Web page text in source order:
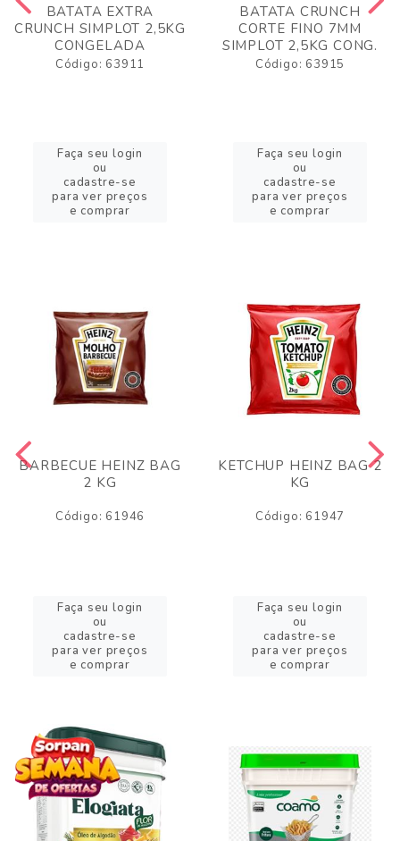
BATATA EXTRA
CRUNCH SIMPLOT 2,5KG
CONGELADA
Código: 63911
Faça seu login
ou
cadastre-se
para ver preços
e comprar
BATATA CRUNCH
CORTE FINO 7MM
SIMPLOT 2,5KG CONG.
Código: 63915
Faça seu login
ou
cadastre-se
para ver preços
e comprar
BARBECUE HEINZ BAG
2 KG
Código: 61946
Faça seu login
ou
cadastre-se
para ver preços
e comprar
KETCHUP HEINZ BAG 2
KG
Código: 61947
Faça seu login
ou
cadastre-se
para ver preços
e comprar